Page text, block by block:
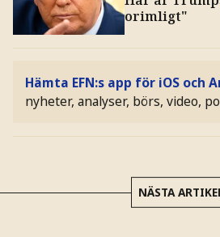
orimligt"
Hämta EFN:s app för iOS och
nyheter, analyser, börs, video,
NÄSTA